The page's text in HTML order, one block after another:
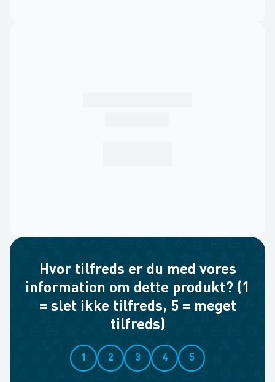
Hvor tilfreds er du med vores
information om dette produkt? (1
= slet ikke tilfreds, 5 = meget
tilfreds)
1 2 3 4 5